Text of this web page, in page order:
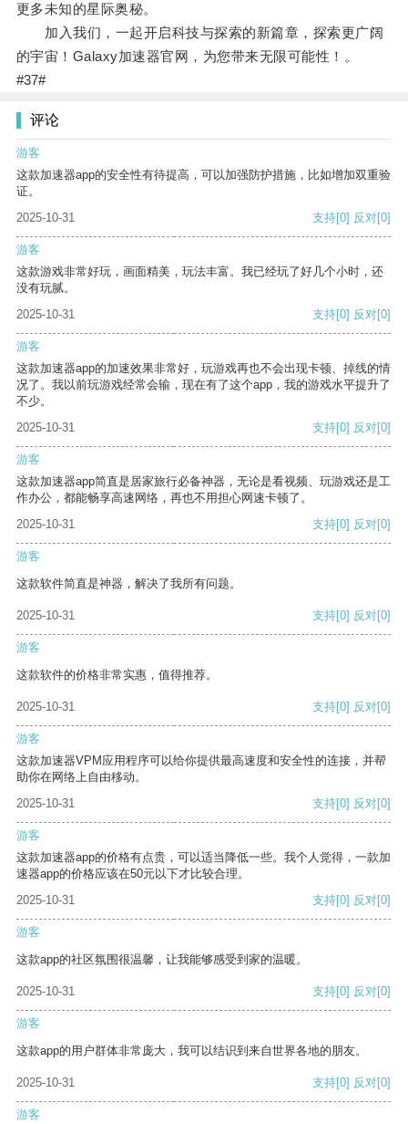
更多未知的星际奥秘。
加入我们，一起开启科技与探索的新篇章，探索更广阔
的宇宙！Galaxy加速器官网，为您带来无限可能性！。
#37#
评论
游客
这款加速器app的安全性有待提高，可以加强防护措施，比如增加双重验
证。
2025-10-31
支持[0] 反对[0]
游客
这款游戏非常好玩，画面精美，玩法丰富。我已经玩了好几个小时，还
没有玩腻。
2025-10-31
支持[0] 反对[0]
游客
这款加速器app的加速效果非常好，玩游戏再也不会出现卡顿、掉线的情
况了。我以前玩游戏经常会输，现在有了这个app，我的游戏水平提升了
不少。
2025-10-31
支持[0] 反对[0]
游客
这款加速器app简直是居家旅行必备神器，无论是看视频、玩游戏还是工
作办公，都能畅享高速网络，再也不用担心网速卡顿了。
2025-10-31
支持[0] 反对[0]
游客
这款软件简直是神器，解决了我所有问题。
2025-10-31 支持[0] 反对[0]
游客
这款软件的价格非常实惠，值得推荐。
2025-10-31 支持[0] 反对[0]
游客
这款加速器VPM应用程序可以给你提供最高速度和安全性的连接，并帮
助你在网络上自由移动。
2025-10-31
支持[0] 反对[0]
游客
这款加速器app的价格有点贵，可以适当降低一些。我个人觉得，一款加
速器app的价格应该在50元以下才比较合理。
2025-10-31
支持[0] 反对[0]
游客
这款app的社区氛围很温馨，让我能够感受到家的温暖。
2025-10-31 支持[0] 反对[0]
游客
这款app的用户群体非常庞大，我可以结识到来自世界各地的朋友。
2025-10-31 支持[0] 反对[0]
游客